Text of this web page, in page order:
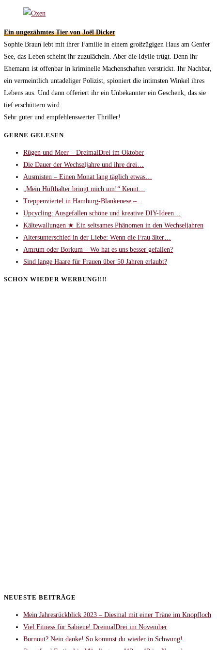
Ein ungezähmtes Tier von Joël Dicker
Sophie Braun lebt mit ihrer Familie in einem großzügigen Haus am Genfer
See, das Leben scheint ihr zuzulächeln. Aber die Idylle trügt. Denn ihr
Ehemann ist offenbar in kriminelle Machenschaften verstrickt. Ihr Nachbar,
ein vermeintlich untadeliger Polizist, spioniert die intimsten Winkel ihres
Lebens aus. Und dann offeriert ihr ein Unbekannter ein Geschenk, das sie
tief erschüttern wird.
Sehr guter und empfehlenswerter Thriller!
GERNE GELESEN
Rügen und Meer – DreimalDrei im Oktober
Die Dauer der Wechseljahre und ihre drei…
Ausmisten – Einen Monat lang täglich etwas…
„Mein Hüfthalter bringt mich um!“ Kennt…
Treppenviertel in Hamburg-Blankenese –…
Upcycling: Ausgefallen schöne und kreative DIY-Ideen…
Kältewallungen ★ Ein seltsames Phänomen in den Wechseljahren
Altersunterschied in der Liebe: Wenn die Frau älter…
Amrum oder Borkum – Wo hat es uns besser gefallen?
Sind lange Haare für Frauen über 50 Jahren erlaubt?
SCHON WIEDER WERBUNG!!!!
NEUESTE BEITRÄGE
Mein Jahresrückblick 2023 – Diesmal mit einer Träne im Knopfloch
Viel Fitness für Sabiene! DreimalDrei im November
Burnout? Nein danke! So kommst du wieder in Schwung!